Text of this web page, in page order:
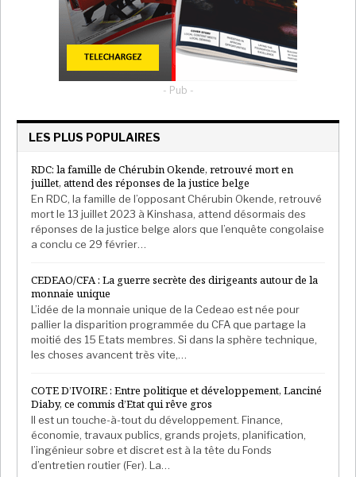
Non, il était comme d’habitude. La seule consigne de
sécurité explicite est une affiche sur la porte qui
priait en gros caractères d’attendre son tour à
l’extérieur de la petite agence. Les doigts nus du
caissier ont pris les billets d’euros que j’ai glissés sous
guichet automatique. C’est au moment où je les lui ai
précautions, que les billets de banque aussi peuvent
porter les virus. Remarquez à quel moment j’ai pensé
à ce risque possible : quand ces billets me quittaient
pour les doigts d’un autre. Au lycée, jadis, j’avais un ami
qui aimait dire : le cash, c’est ce qu’il y a de plus vrai sur
indiscutable. Il avait raison. L’argent ne nous effraye
pas quand il vient à nous. C’est quand il nous quitte (ou
nous manque cruellement) que nous nous faisons du
souci. Les billets de banque vecteurs de propagation
presque personne ne pense ainsi quand il en retire au
guichet automatique ou en reçois d’autrui. Que faire si
vous craignez que cet argent qui vous est remis soit
couvert de virus ? Vous vient-il jamais à l’idée de
toucher votre argent du bout des doigts ?
- Pub -
LES PLUS POPULAIRES
RDC: la famille de Chérubin Okende, retrouvé mort en
juillet, attend des réponses de la justice belge
En RDC, la famille de l’opposant Chérubin Okende, retrouvé
mort le 13 juillet 2023 à Kinshasa, attend désormais des
réponses de la justice belge alors que l’enquête congolaise
a conclu ce 29 février…
CEDEAO/CFA : La guerre secrète des dirigeants autour de la
monnaie unique
L’idée de la monnaie unique de la Cedeao est née pour
pallier la disparition programmée du CFA que partage la
moitié des 15 Etats membres. Si dans la sphère technique,
les choses avancent très vite,…
COTE D’IVOIRE : Entre politique et développement, Lanciné
Diaby, ce commis d’Etat qui rêve gros
Il est un touche-à-tout du développement. Finance,
économie, travaux publics, grands projets, planification,
l’ingénieur sobre et discret est à la tête du Fonds
d’entretien routier (Fer). La…